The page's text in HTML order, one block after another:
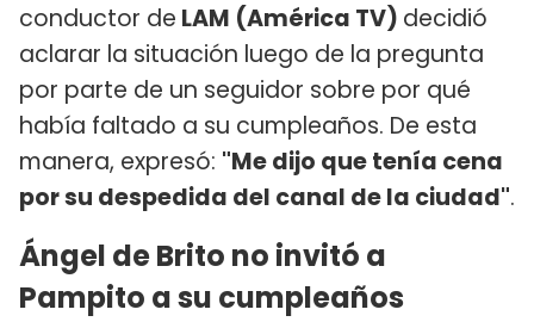
conductor de LAM (América TV) decidió
aclarar la situación luego de la pregunta
por parte de un seguidor sobre por qué
había faltado a su cumpleaños. De esta
manera, expresó: "Me dijo que tenía cena
por su despedida del canal de la ciudad".
Ángel de Brito no invitó a
Pampito a su cumpleaños